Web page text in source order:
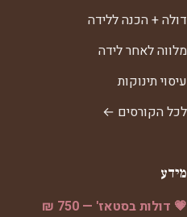
דולה + הכנה ללידה
מלווה לאחר לידה
עיסוי תינוקות
לכל הקורסים ←
מידע
💗 דולות בסטאז' — 750 ₪